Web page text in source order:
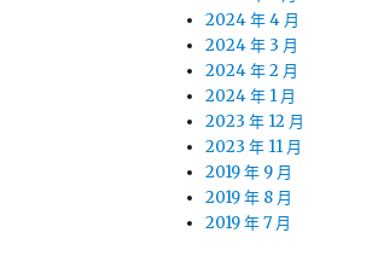
2024 年 4 月
2024 年 3 月
2024 年 2 月
2024 年 1 月
2023 年 12 月
2023 年 11 月
2019 年 9 月
2019 年 8 月
2019 年 7 月